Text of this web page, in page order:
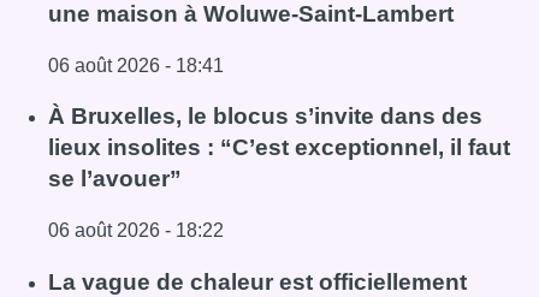
une maison à Woluwe-Saint-Lambert
06 août 2026 - 18:41
Lire l'article Une explosion provoque un incendie dans
À Bruxelles, le blocus s’invite dans des
lieux insolites : “C’est exceptionnel, il faut
se l’avouer”
06 août 2026 - 18:22
Lire l'article À Bruxelles, le blocus s’invite dans des lieux
La vague de chaleur est officiellement